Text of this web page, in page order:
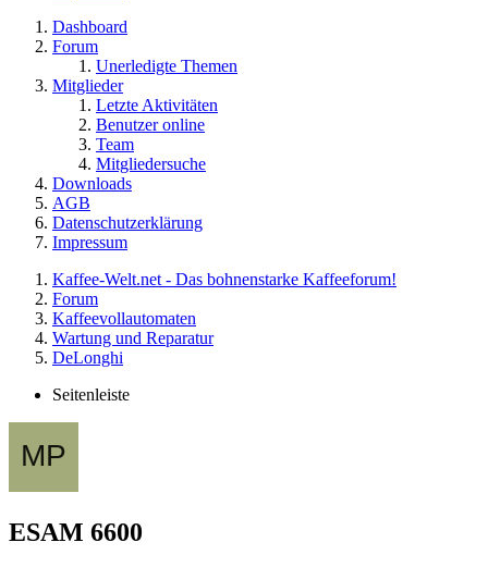
Dashboard
Forum
Unerledigte Themen
Mitglieder
Letzte Aktivitäten
Benutzer online
Team
Mitgliedersuche
Downloads
AGB
Datenschutzerklärung
Impressum
Kaffee-Welt.net - Das bohnenstarke Kaffeeforum!
Forum
Kaffeevollautomaten
Wartung und Reparatur
DeLonghi
Seitenleiste
ESAM 6600